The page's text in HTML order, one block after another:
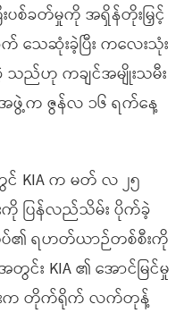
စ်ခတ်မှုကို အရှိန်တိုးမြှင့်
က် သေဆုံးခဲ့ပြီး ကလေးသုံး
သည်ဟု ကချင်အမျိုးသမီး
အဖွဲ့က ဇွန်လ ၁၆ ရက်နေ့
KIA က မတ် လ ၂၅
ပြန်လည်သိမ်း ပိုက်ခဲ့
ပ်၏ ရဟတ်ယာဉ်တစ်စီးကို
တွင်း KIA ၏ အောင်မြင်မှု
ျားက တိုက်ရိုက် လက်တုန့်